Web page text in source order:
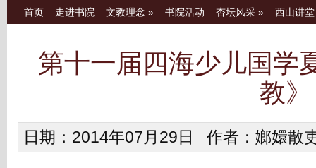
首页 走进书院 文教理念 » 书院活动 杏坛风采 » 西山讲堂
第十一届四海少儿国
教》
日期：2014年07月29日 作者：嫏嬛散